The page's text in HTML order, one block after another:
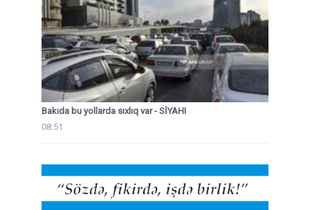
Bakıda bu yollarda sıxlıq var - SİYAHI
08:51